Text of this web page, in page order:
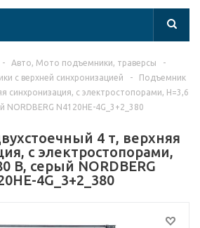
- Авто, Мото подъемники, траверсы
-
с верхней синхронизацией
-
Подъемник
синхронизация, с электростопорами, H=3,6
NORDBERG N4120HE-4G_3+2_380
4 т, верхняя
с электростопорами,
В, серый NORDBERG
4G_3+2_380